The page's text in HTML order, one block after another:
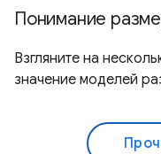
Понимание
Взгляните на
значение моделей